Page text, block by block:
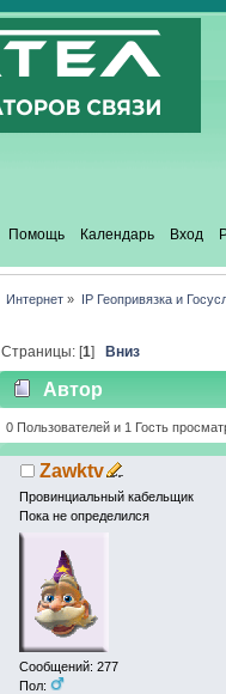
Помощь Календарь Вход
Интернет » IP Геопривязка и
Страницы: [1]Вниз
Автор
0 Пользователей и 1 Гость
Zawktv
Провинциальный кабельщик
Пока не определился
Сообщений: 277
Пол: